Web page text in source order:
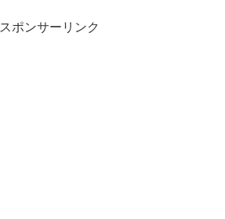
スポンサーリンク